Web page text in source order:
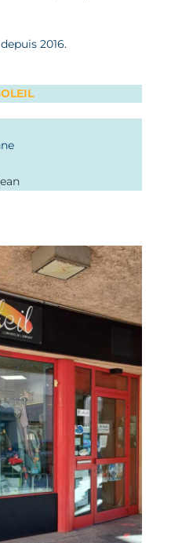
2016.